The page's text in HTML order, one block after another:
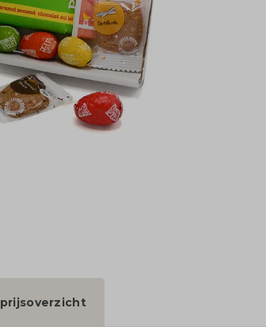
prijsoverzicht